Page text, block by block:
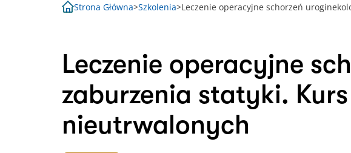
Strona Główna>Szkolenia>Leczenie operacyjne schorzeń
Leczenie operacyjne
zaburzenia statyki.
nieutrwalonych